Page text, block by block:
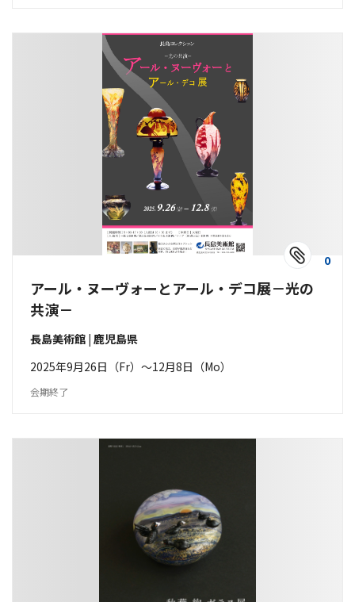
0
アール・ヌーヴォーとアール・デコ展－光の
共演－
長島美術館 | 鹿児島県
2025年9月26日（Fr）〜12月8日（Mo）
会期終了